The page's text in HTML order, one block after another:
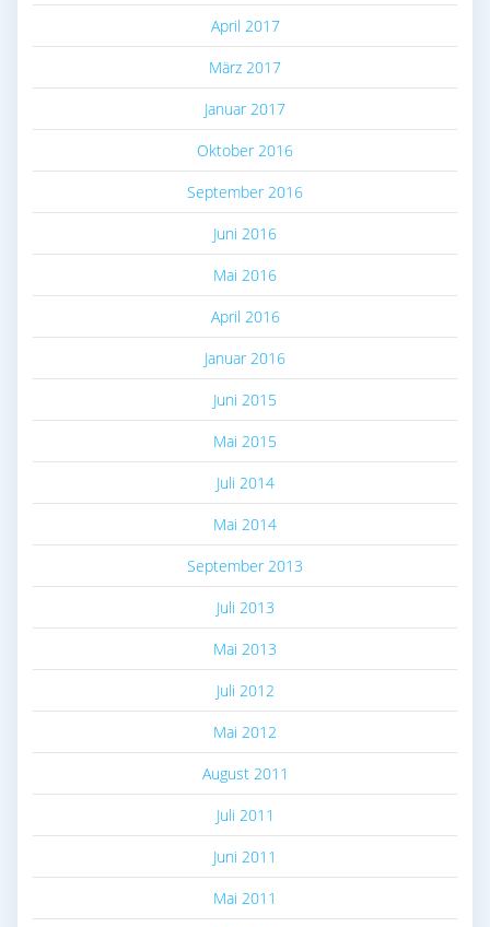
April 2017
März 2017
Januar 2017
Oktober 2016
September 2016
Juni 2016
Mai 2016
April 2016
Januar 2016
Juni 2015
Mai 2015
Juli 2014
Mai 2014
September 2013
Juli 2013
Mai 2013
Juli 2012
Mai 2012
August 2011
Juli 2011
Juni 2011
Mai 2011